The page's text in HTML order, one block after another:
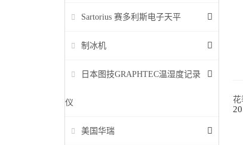
Sartorius 赛多利斯电子天平
制冰机
日本图技GRAPHTEC温湿度记录
仪
美国华瑞
花